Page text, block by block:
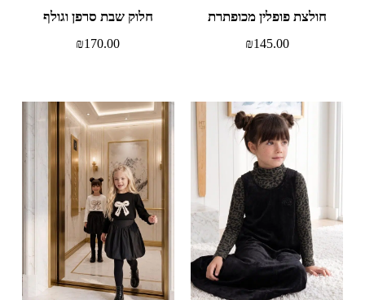
חולצת פופלין מכופתרת
₪145.00
חלוק שבת סרפן וגולף
₪170.00